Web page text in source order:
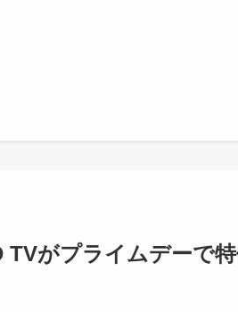
TVがプライムデーで特